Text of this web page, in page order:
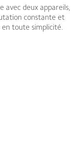
avec deux appareils,
constante et
toute simplicité.